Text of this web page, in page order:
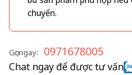
chuyển.
Gọi ngay: 0971678005
Chat ngay để được tư vấn